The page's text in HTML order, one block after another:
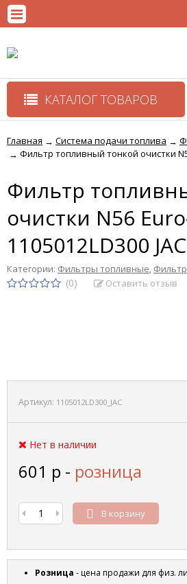
КАТАЛОГ ТОВАРОВ
Главная → Система подачи топлива →
→ Фильтр топливный тонкой очистки
Фильтр
очистки N56
1105012LD300 JAC
Категории: Фильтры топливные,
(0) Оставить отзыв
Артикул: 1105012LD300_JAC
Нет в наличии
601 р - розница
В корзину
Розница - цена продажи для физ.